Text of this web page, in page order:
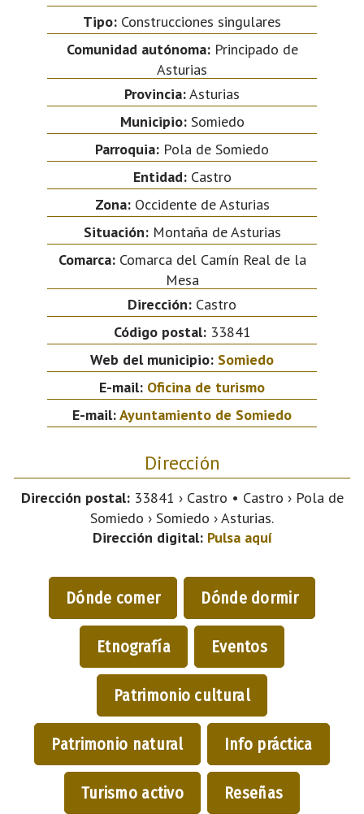
Tipo: Construcciones singulares
Comunidad autónoma:Principado de
Asturias
Provincia:Asturias
Municipio:Somiedo
Parroquia: Pola de Somiedo
Entidad:Castro
Zona:Occidente de Asturias
Situación:Montaña de Asturias
Comarca:Comarca del Camín Real de la
Mesa
Dirección: Castro
Código postal:33841
Web del municipio: Somiedo
E-mail: Oficina de turismo
E-mail:Ayuntamiento de Somiedo
Dirección
Dirección postal:33841 › Castro • Castro › Pola de
Somiedo › Somiedo › Asturias.
Dirección digital: Pulsa aquí
Dónde comer Dónde dormir
Etnografía Eventos
Patrimonio cultural
Patrimonio natural Info práctica
Turismo activo Reseñas